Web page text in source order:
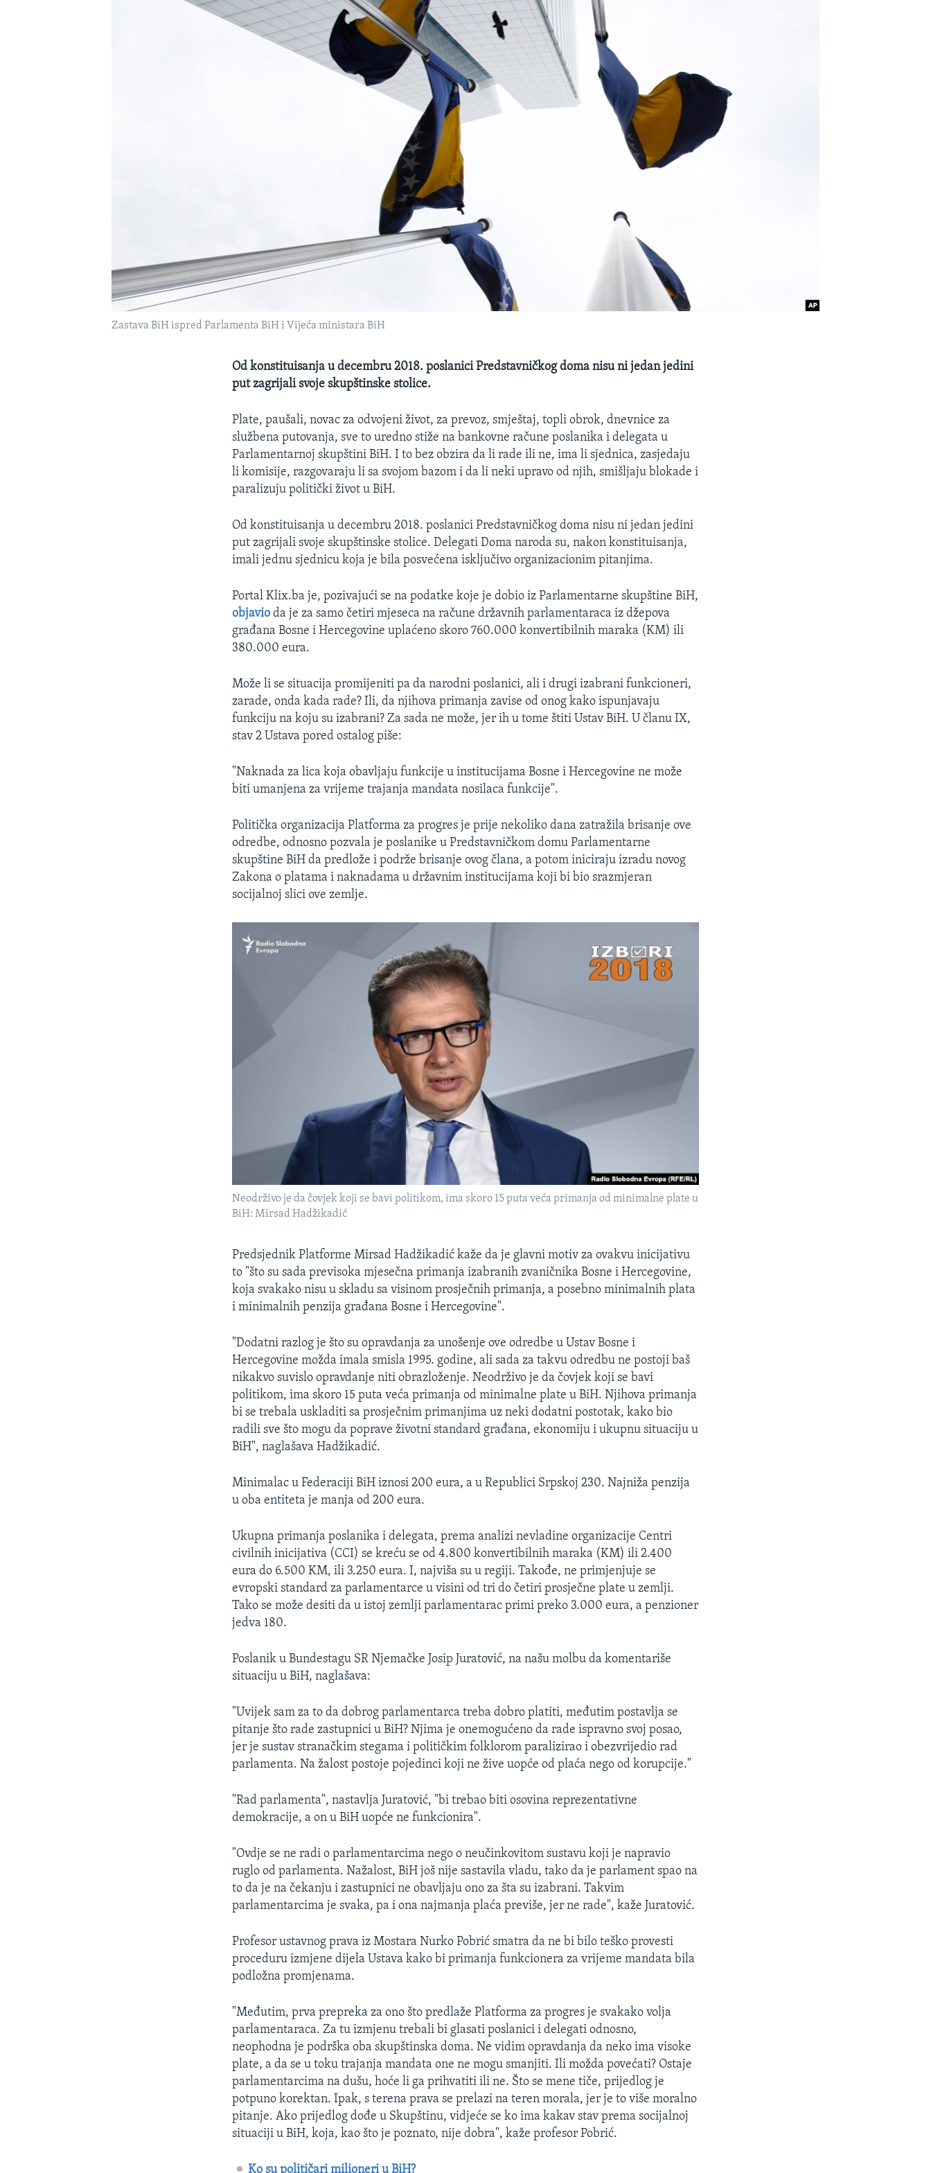
Zastava BiH ispred Parlamenta BiH i Vijeća ministara BiH
Od konstituisanja u decembru 2018. poslanici Predstavničkog doma nisu ni jedan jedini
put zagrijali svoje skupštinske stolice.
Plate, paušali, novac za odvojeni život, za prevoz, smještaj, topli obrok, dnevnice za
službena putovanja, sve to uredno stiže na bankovne račune poslanika i delegata u
Parlamentarnoj skupštini BiH. I to bez obzira da li rade ili ne, ima li sjednica, zasjedaju
li komisije, razgovaraju li sa svojom bazom i da li neki upravo od njih, smišljaju blokade i
paralizuju politički život u BiH.
Od konstituisanja u decembru 2018. poslanici Predstavničkog doma nisu ni jedan jedini
put zagrijali svoje skupštinske stolice. Delegati Doma naroda su, nakon konstituisanja,
imali jednu sjednicu koja je bila posvećena isključivo organizacionim pitanjima.
Portal Klix.ba je, pozivajući se na podatke koje je dobio iz Parlamentarne skupštine BiH,
objavioda je za samo četiri mjeseca na račune državnih parlamentaraca iz džepova
građana Bosne i Hercegovine uplaćeno skoro 760.000 konvertibilnih maraka (KM) ili
380.000 eura.
Može li se situacija promijeniti pa da narodni poslanici, ali i drugi izabrani funkcioneri,
zarade, onda kada rade? Ili, da njihova primanja zavise od onog kako ispunjavaju
funkciju na koju su izabrani? Za sada ne može, jer ih u tome štiti Ustav BiH. U članu IX,
stav 2 Ustava pored ostalog piše:
"Naknada za lica koja obavljaju funkcije u institucijama Bosne i Hercegovine ne može
biti umanjena za vrijeme trajanja mandata nosilaca funkcije".
Politička organizacija Platforma za progres je prije nekoliko dana zatražila brisanje ove
odredbe, odnosno pozvala je poslanike u Predstavničkom domu Parlamentarne
skupštine BiH da predlože i podrže brisanje ovog člana, a potom iniciraju izradu novog
Zakona o platama i naknadama u državnim institucijama koji bi bio srazmjeran
socijalnoj slici ove zemlje.
Neodrživo je da čovjek koji se bavi politikom, ima skoro 15 puta veća primanja od minimalne plate u
BiH: Mirsad Hadžikadić
Predsjednik Platforme Mirsad Hadžikadić kaže da je glavni motiv za ovakvu inicijativu
to "što su sada previsoka mjesečna primanja izabranih zvaničnika Bosne i Hercegovine,
koja svakako nisu u skladu sa visinom prosječnih primanja, a posebno minimalnih plata
i minimalnih penzija građana Bosne i Hercegovine".
"Dodatni razlog je što su opravdanja za unošenje ove odredbe u Ustav Bosne i
Hercegovine možda imala smisla 1995. godine, ali sada za takvu odredbu ne postoji baš
nikakvo suvislo opravdanje niti obrazloženje. Neodrživo je da čovjek koji se bavi
politikom, ima skoro 15 puta veća primanja od minimalne plate u BiH. Njihova primanja
bi se trebala uskladiti sa prosječnim primanjima uz neki dodatni postotak, kako bio
radili sve što mogu da poprave životni standard građana, ekonomiju i ukupnu situaciju u
BiH", naglašava Hadžikadić.
Minimalac u Federaciji BiH iznosi 200 eura, a u Republici Srpskoj 230. Najniža penzija
u oba entiteta je manja od 200 eura.
Ukupna primanja poslanika i delegata, prema analizi nevladine organizacije Centri
civilnih inicijativa (CCI) se kreću se od 4.800 konvertibilnih maraka (KM) ili 2.400
eura do 6.500 KM, ili 3.250 eura. I, najviša su u regiji. Takođe, ne primjenjuje se
evropski standard za parlamentarce u visini od tri do četiri prosječne plate u zemlji.
Tako se može desiti da u istoj zemlji parlamentarac primi preko 3.000 eura, a penzioner
jedva 180.
Poslanik u Bundestagu SR Njemačke Josip Juratović, na našu molbu da komentariše
situaciju u BiH, naglašava:
"Uvijek sam za to da dobrog parlamentarca treba dobro platiti, međutim postavlja se
pitanje što rade zastupnici u BiH? Njima je onemogućeno da rade ispravno svoj posao,
jer je sustav stranačkim stegama i političkim folklorom paralizirao i obezvrijedio rad
parlamenta. Na žalost postoje pojedinci koji ne žive uopće od plaća nego od korupcije."
"Rad parlamenta", nastavlja Juratović, "bi trebao biti osovina reprezentativne
demokracije, a on u BiH uopće ne funkcionira".
"Ovdje se ne radi o parlamentarcima nego o neučinkovitom sustavu koji je napravio
ruglo od parlamenta. Nažalost, BiH još nije sastavila vladu, tako da je parlament spao na
to da je na čekanju i zastupnici ne obavljaju ono za šta su izabrani. Takvim
parlamentarcima je svaka, pa i ona najmanja plaća previše, jer ne rade", kaže Juratović.
Profesor ustavnog prava iz Mostara Nurko Pobrić smatra da ne bi bilo teško provesti
proceduru izmjene dijela Ustava kako bi primanja funkcionera za vrijeme mandata bila
podložna promjenama.
"Međutim, prva prepreka za ono što predlaže Platforma za progres je svakako volja
parlamentaraca. Za tu izmjenu trebali bi glasati poslanici i delegati odnosno,
neophodna je podrška oba skupštinska doma. Ne vidim opravdanja da neko ima visoke
plate, a da se u toku trajanja mandata one ne mogu smanjiti. Ili možda povećati? Ostaje
parlamentarcima na dušu, hoće li ga prihvatiti ili ne. Što se mene tiče, prijedlog je
potpuno korektan. Ipak, s terena prava se prelazi na teren morala, jer je to više moralno
pitanje. Ako prijedlog dođe u Skupštinu, vidjeće se ko ima kakav stav prema socijalnoj
situaciji u BiH, koja, kao što je poznato, nije dobra", kaže profesor Pobrić.
Ko su političari milioneri u BiH?